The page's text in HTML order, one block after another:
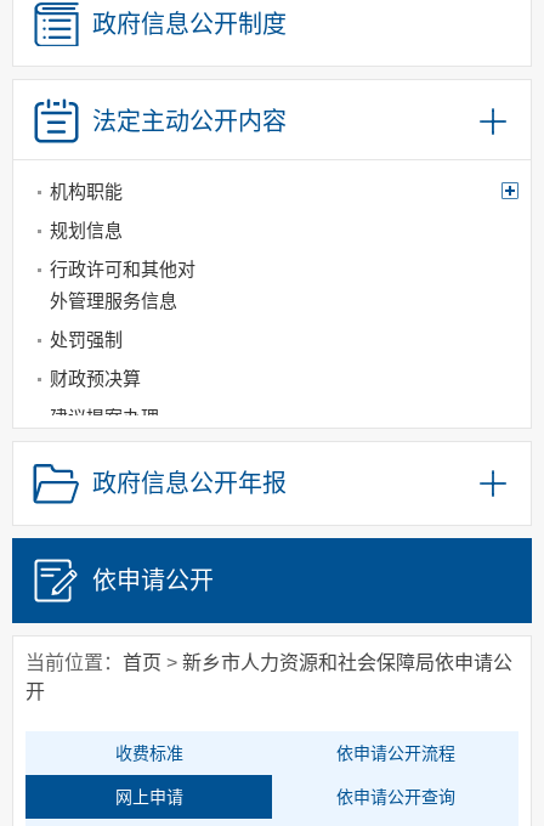
政府信息公开制度
法定主动公开内容
机构职能
规划信息
行政许可和其他对
外管理服务信息
处罚强制
财政预决算
建议提案办理
政策解读
重点领域信息公开
权责清单
公务员招录
政府信息公开年报
依申请公开
当前位置： 首页 > 新乡市人力资源和社会保障局依申请公
开
收费标准 依申请公开流程
网上申请 依申请公开查询